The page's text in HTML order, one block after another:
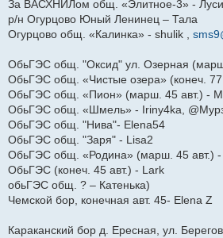
За ВАСХНИЛом общ. «Элитное-3» -
р/н Огурцово Юный Ленинец – Тала
Огурцово общ. «Калинка» - shulik ,
ОбьГЭС общ. "Оксид" ул. Озерная
ОбьГЭС общ. «Чистые озера» (конеч. 77
ОбьГЭС общ. «Пион» (марш. 45 авт.) -
ОбьГЭС общ. «Шмель» - Iriny4ka,
ОбьГЭС общ. "Нива"- Elena54
ОбьГЭС общ. "Заря" - Lisa2
ОбьГЭС общ. «Родина» (марш. 45 авт.) -
ОбьГЭС (конеч. 45 авт.) - Lark
обьГЭС общ. ? – Катенька)
Чемской бор, конечная авт. 45- Elena Z
Караканский бор д. Ересная, ул.